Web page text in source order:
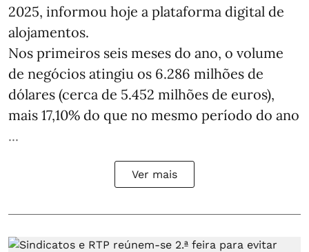
2025, informou hoje a plataforma digital de
alojamentos.
Nos primeiros seis meses do ano, o volume
de negócios atingiu os 6.286 milhões de
dólares (cerca de 5.452 milhões de euros),
mais 17,10% do que no mesmo período do ano
...
Ver mais